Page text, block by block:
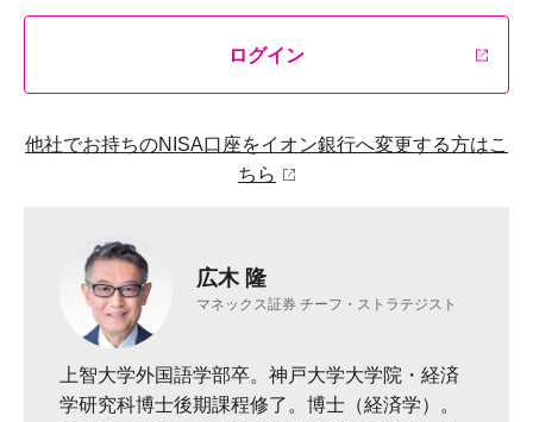
ログイン
他社でお持ちのNISA口座をイオン銀行へ変更する方はこ
ちら
広木 隆
マネックス証券 チーフ・ストラテジスト
上智大学外国語学部卒。神戸大学大学院・経済
学研究科博士後期課程修了。博士（経済学）。